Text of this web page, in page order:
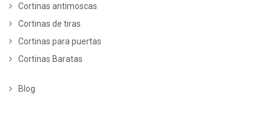
Cortinas antimoscas
Cortinas de tiras
Cortinas para puertas
Cortinas Baratas
Blog